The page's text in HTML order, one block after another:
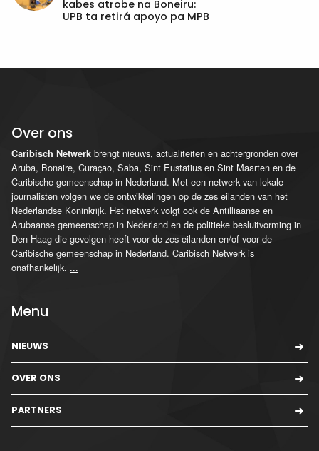
kabes atrobe na Boneiru:
UPB ta retirá apoyo pa MPB
Over ons
Caribisch Netwerk brengt nieuws, actualiteiten en achtergronden over
Aruba, Bonaire, Curaçao, Saba, Sint Eustatius en Sint Maarten en de
Caribische gemeenschap in Nederland. Met een netwerk van lokale
journalisten volgen we de ontwikkelingen op de zes eilanden van het
Nederlandse Koninkrijk. Het netwerk volgt ook de Antilliaanse en
Arubaanse gemeenschap in Nederland en de politieke besluitvorming in
Den Haag die gevolgen heeft voor de zes eilanden en/of voor de
Caribische gemeenschap in Nederland. Caribisch Netwerk is
onafhankelijk. ...
Menu
NIEUWS
OVER ONS
PARTNERS